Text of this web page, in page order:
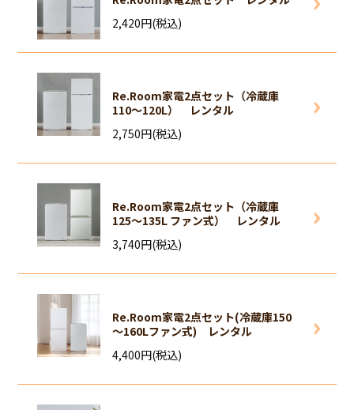
2,420円(税込)
Re.Room家電2点セット（冷蔵庫
110～120L） レンタル
2,750円(税込)
Re.Room家電2点セット（冷蔵庫
125～135L ファン式） レンタル
3,740円(税込)
Re.Room家電2点セット(冷蔵庫150
～160Lファン式) レンタル
4,400円(税込)